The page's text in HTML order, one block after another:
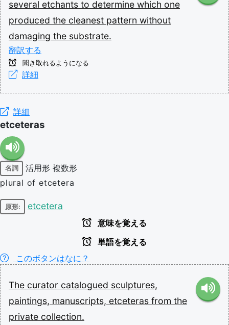
several etchants to determine which one
produced the cleanest pattern without
damaging the substrate.
翻訳する
聞き取れるようになる
詳細
詳細
etceteras
名詞 活用形 複数形
plural of etcetera
原形: etcetera
意味を覚える
単語を覚える
このボタンはなに？
The curator catalogued sculptures,
paintings, manuscripts, etceteras from the
private collection.